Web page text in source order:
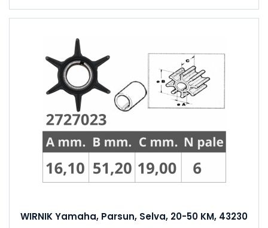
WIRNIK Yamaha, Parsun, Selva, 20-50 KM, 43230